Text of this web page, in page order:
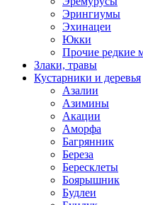
Эрингиумы
Эхинацеи
Юкки
Прочие редкие
Злаки, травы
Кустарники и деревья
Азалии
Азимины
Акации
Аморфа
Багрянник
Береза
Бересклеты
Боярышник
Будлеи